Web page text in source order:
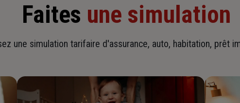
Faites une simulation
une simulation tarifaire d'assurance, auto, habitation, prêt